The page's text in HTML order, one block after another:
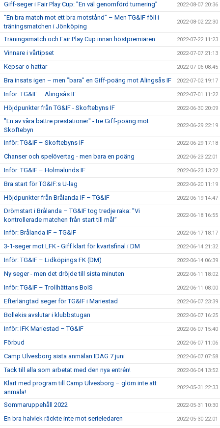
Giff-seger i Fair Play Cup: ”En väl genomförd turnering” 2022-08-07 20:36
”En bra match mot ett bra motstånd” – Men TG&IF föll i
träningsmatchen i Jönköping
2022-08-02 22:30
Träningsmatch och Fair Play Cup innan höstpremiären 2022-07-22 11:23
Vinnare i vårtipset 2022-07-07 21:13
Kepsar o hattar 2022-07-06 08:45
Bra insats igen – men ”bara” en Giff-poäng mot Alingsås IF 2022-07-02 19:17
Inför: TG&IF – Alingsås IF 2022-07-01 11:22
Höjdpunkter från TG&IF - Skoftebyns IF 2022-06-30 20:09
"En av våra bättre prestationer" - tre Giff-poäng mot
Skoftebyn
2022-06-29 22:19
Inför: TG&IF – Skoftebyns IF 2022-06-29 17:18
Chanser och spelövertag - men bara en poäng 2022-06-23 22:01
Inför: TG&IF – Holmalunds IF 2022-06-23 13:22
Bra start för TG&IF:s U-lag 2022-06-20 11:19
Höjdpunkter från Brålanda IF – TG&IF 2022-06-19 14:47
Drömstart i Brålanda – TG&IF tog tredje raka: ”Vi
kontrollerade matchen från start till mål”
2022-06-18 16:55
Inför: Brålanda IF – TG&IF 2022-06-17 18:17
3-1-seger mot LFK - Giff klart för kvartsfinal i DM 2022-06-14 21:32
Inför: TG&IF – Lidköpings FK (DM) 2022-06-14 06:39
Ny seger - men det dröjde till sista minuten 2022-06-11 18:02
Inför: TG&IF – Trollhättans BoIS 2022-06-11 08:00
Efterlängtad seger för TG&IF i Mariestad 2022-06-07 23:39
Bollekis avslutar i klubbstugan 2022-06-07 16:25
Inför: IFK Mariestad – TG&IF 2022-06-07 15:40
Förbud 2022-06-07 11:06
Camp Ulvesborg sista anmälan IDAG 7 juni 2022-06-07 07:58
Tack till alla som arbetat med den nya entrén! 2022-06-04 13:52
Klart med program till Camp Ulvesborg – glöm inte att
anmäla!
2022-05-31 22:33
Sommaruppehåll 2022 2022-05-31 10:30
En bra halvlek räckte inte mot serieledaren 2022-05-30 22:01